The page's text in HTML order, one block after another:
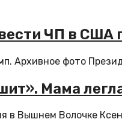
ЧП в США
Архивное фото
Мама
в Вышнем Волочке